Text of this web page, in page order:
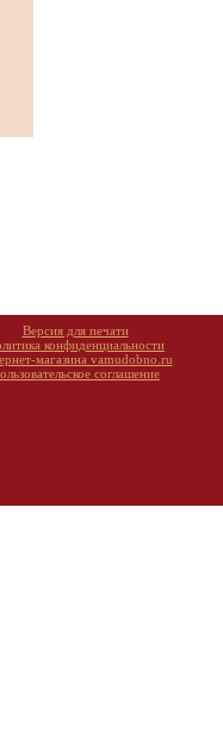
Версия для печати
конфиденциальности
магазина vamudobno.ru
соглашение